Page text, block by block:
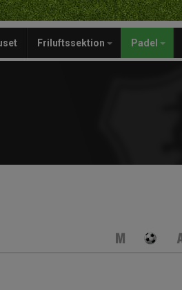
Friluftssektion Padel